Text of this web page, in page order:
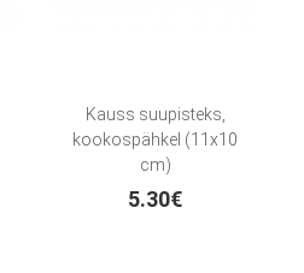
Kauss suupisteks,
kookospähkel (11x10
cm)
5.30€